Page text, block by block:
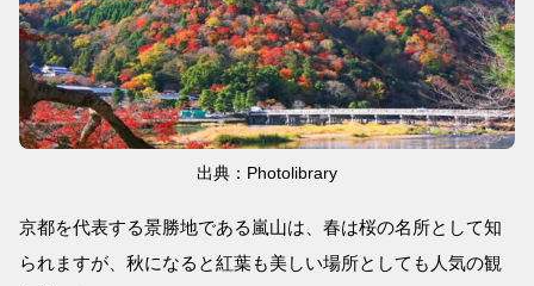
出典：Photolibrary
京都を代表する景勝地である嵐山は、春は桜の名所として知
られますが、秋になると紅葉も美しい場所としても人気の観